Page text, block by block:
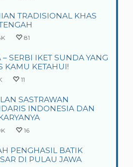
TRADISIONAL KHAS
81
– SERBI IKET SUNDA YANG
KAMU KETAHUI!
11
SASTRAWAN
INDONESIA DAN
16
PENGHASIL BATIK
DI PULAU JAWA